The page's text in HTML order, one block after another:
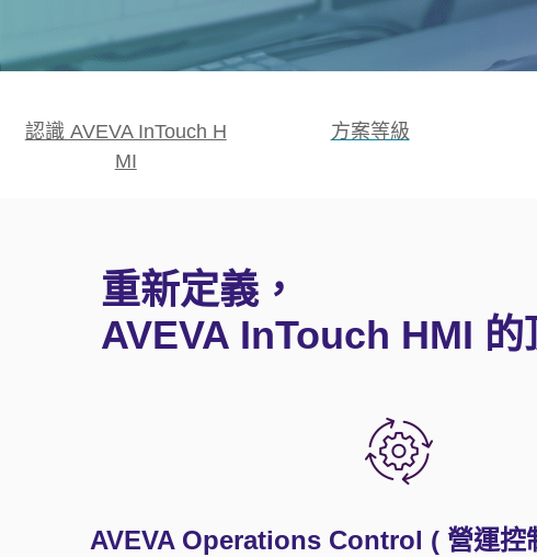
認識 AVEVA InTouch H
MI
方案等級
重新定義，
AVEVA InTouch HMI
AVEVA Operations Control ( 營運控